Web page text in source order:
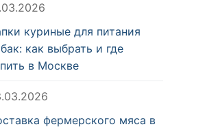
куриные для питания
как выбрать и где
в Москве
фермерского мяса в